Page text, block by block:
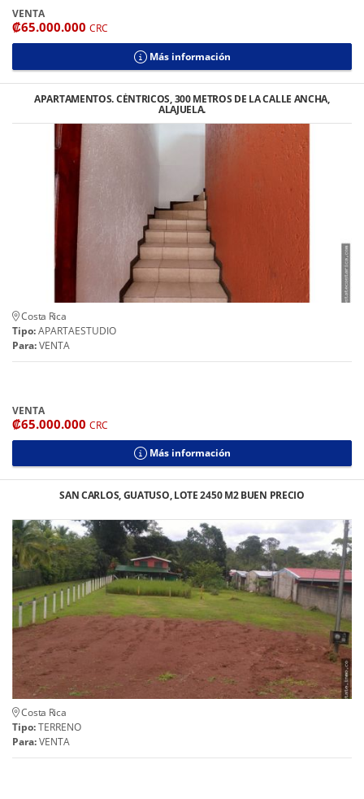
VENTA
₡65.000.000 CRC
Más información
APARTAMENTOS. CÉNTRICOS, 300 METROS DE LA CALLE ANCHA,
ALAJUELA.
Costa Rica
Tipo:APARTAESTUDIO
Para:VENTA
VENTA
₡65.000.000 CRC
Más información
SAN CARLOS, GUATUSO, LOTE 2450 M2 BUEN PRECIO
Costa Rica
Tipo:TERRENO
Para:VENTA